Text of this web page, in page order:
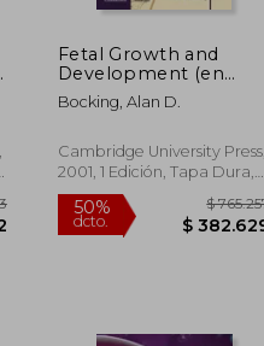
Fetal Growth and
Development (en
Inglés)
Bocking, Alan D.
Cambridge University Press,
2001, 1 Edición, Tapa Dura,
Nuevo